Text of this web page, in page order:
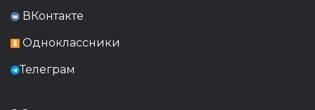
ВКонтакте
Одноклассники
Телеграм